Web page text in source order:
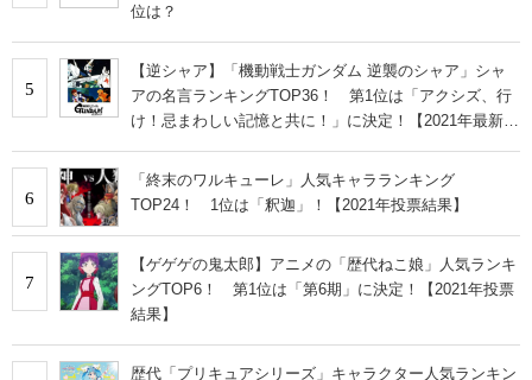
位は？
5
【逆シャア】「機動戦士ガンダム 逆襲のシャア」シャ
アの名言ランキングTOP36！ 第1位は「アクシズ、行
け！忌まわしい記憶と共に！」に決定！【2021年最新投
6
「終末のワルキューレ」人気キャラランキング
TOP24！ 1位は「釈迦」！【2021年投票結果】
7
【ゲゲゲの鬼太郎】アニメの「歴代ねこ娘」人気ランキ
ングTOP6！ 第1位は「第6期」に決定！【2021年投票
結果】
歴代「プリキュアシリーズ」キャラクター人気ランキン